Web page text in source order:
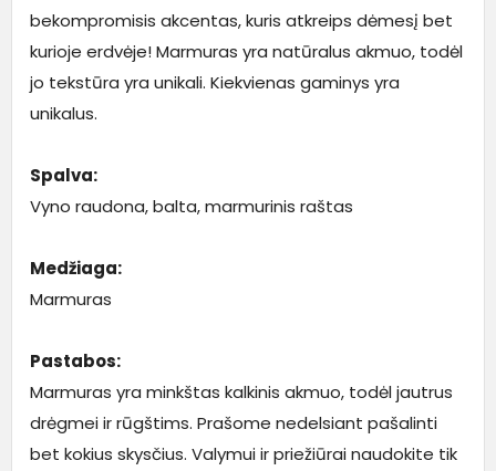
bekompromisis akcentas, kuris atkreips dėmesį bet
kurioje erdvėje! Marmuras yra natūralus akmuo, todėl
jo tekstūra yra unikali. Kiekvienas gaminys yra
unikalus.
Spalva:
Vyno raudona, balta, marmurinis raštas
Medžiaga:
Marmuras
Pastabos:
Marmuras yra minkštas kalkinis akmuo, todėl jautrus
drėgmei ir rūgštims. Prašome nedelsiant pašalinti
bet kokius skysčius. Valymui ir priežiūrai naudokite tik